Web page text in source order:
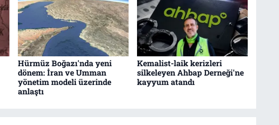
Hürmüz Boğazı'nda yeni
dönem: İran ve Umman
yönetim modeli üzerinde
anlaştı
Kemalist-laik kerizleri
silkeleyen Ahbap Derneği'ne
kayyum atandı